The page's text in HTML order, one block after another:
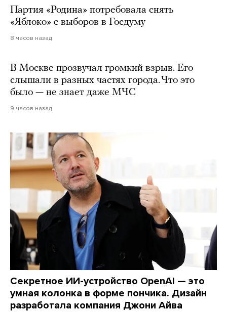
Партия «Родина» потребовала снять
«Яблоко» с выборов в Госдуму
8 часов назад
В Москве прозвучал громкий взрыв. Его
слышали в разных частях города. Что это
было — не знает даже МЧС
9 часов назад
Секретное ИИ-устройство OpenAI — это
умная колонка в форме пончика. Дизайн
разработала компания Джони Айва